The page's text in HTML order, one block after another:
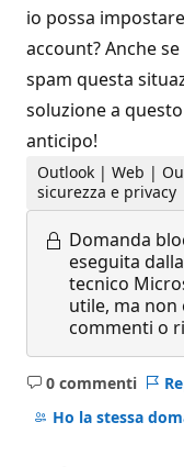
io possa
account? Anche
spam questa
soluzione a
anticipo!
Outlook | Web |
sicurezza e privacy
Domanda
eseguita
tecnico
utile, ma non
commenti o
0 commenti
Nessun
commento
Ho la stessa